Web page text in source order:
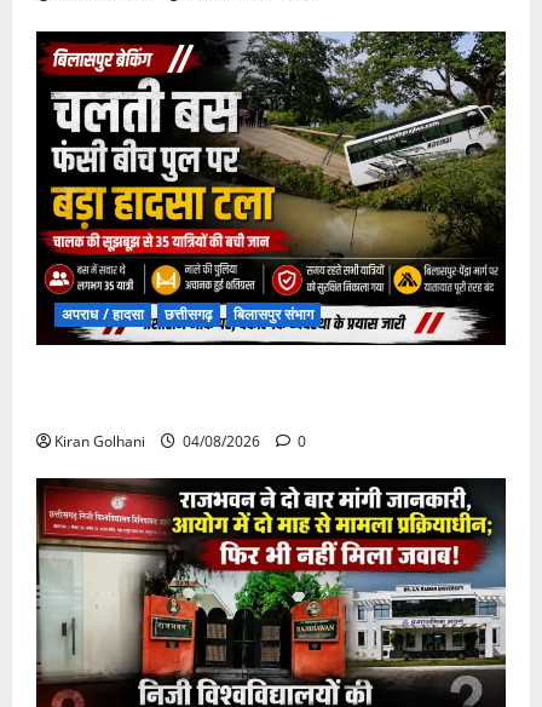
अपराध / हादसा छत्तीसगढ़ बिलासपुर संभाग
Kiran Golhani 04/08/2026 0